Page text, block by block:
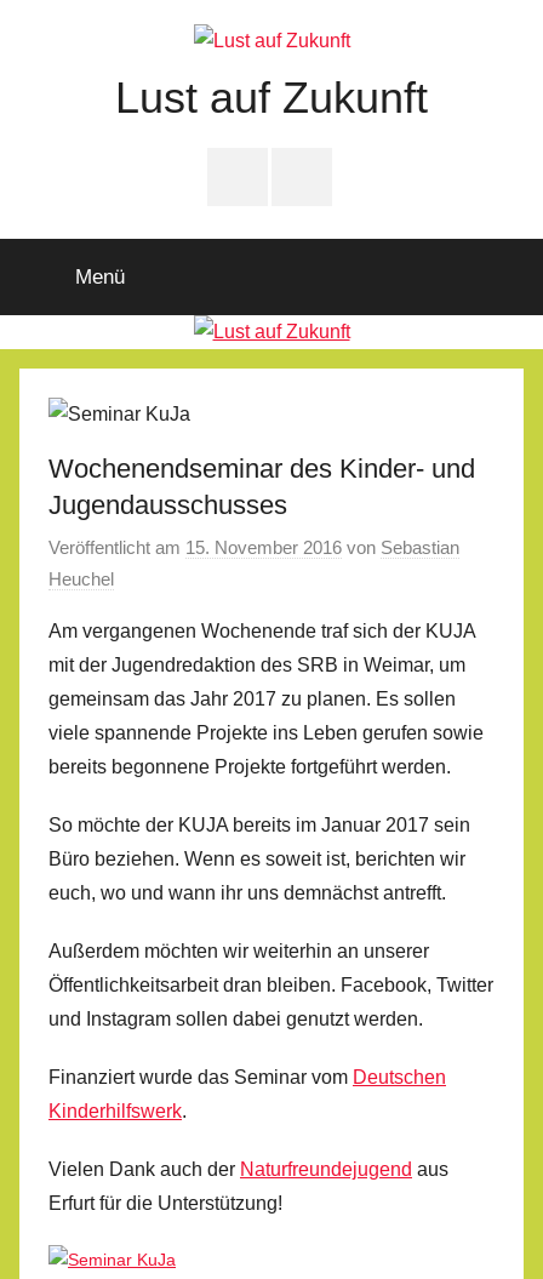
Lust auf Zukunft
Menü
Wochenendseminar des Kinder- und
Jugendausschusses
Veröffentlicht am 15. November 2016 von Sebastian
Heuchel
Am vergangenen Wochenende traf sich der KUJA
mit der Jugendredaktion des SRB in Weimar, um
gemeinsam das Jahr 2017 zu planen. Es sollen
viele spannende Projekte ins Leben gerufen sowie
bereits begonnene Projekte fortgeführt werden.
So möchte der KUJA bereits im Januar 2017 sein
Büro beziehen. Wenn es soweit ist, berichten wir
euch, wo und wann ihr uns demnächst antrefft.
Außerdem möchten wir weiterhin an unserer
Öffentlichkeitsarbeit dran bleiben. Facebook, Twitter
und Instagram sollen dabei genutzt werden.
Finanziert wurde das Seminar vom Deutschen
Kinderhilfswerk.
Vielen Dank auch der Naturfreundejugend aus
Erfurt für die Unterstützung!